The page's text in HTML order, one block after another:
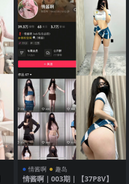
情酱啊 趣岛
情酱啊｜003期｜【37P8V】